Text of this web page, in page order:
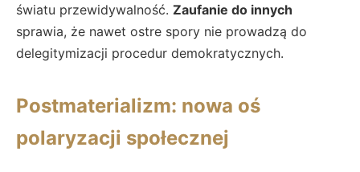
światu przewidywalność. Zaufanie do innych
sprawia, że nawet ostre spory nie prowadzą do
delegitymizacji procedur demokratycznych.
Postmaterializm: nowa oś
polaryzacji społecznej